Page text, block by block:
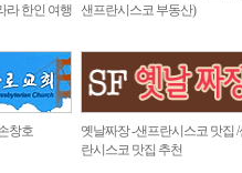
라 한인 여행 샌프란시스코 부동산)
창호
옛날짜장 -샌프란시스코 맛집 /
란시스코 맛집 추천